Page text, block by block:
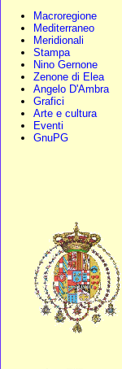
Macroregione
Mediterraneo
Meridionali
Stampa
Nino Gernone
Zenone di Elea
Angelo D'Ambra
Grafici
Arte e cultura
Eventi
GnuPG